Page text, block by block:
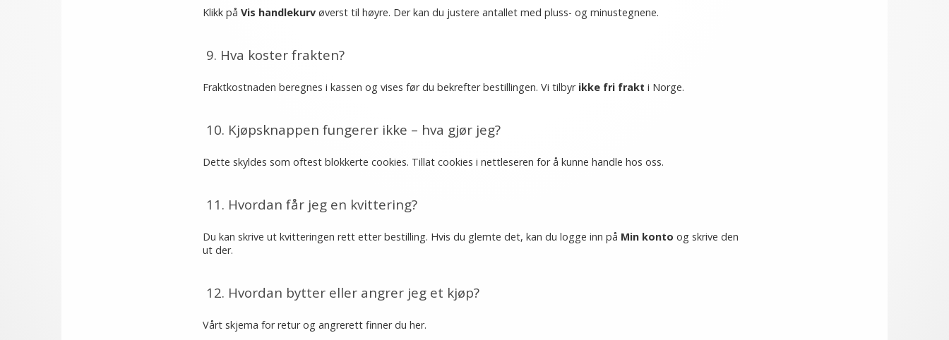
Klikk på Vis handlekurv øverst til høyre. Der kan du justere antallet med pluss- og minustegnene.
9. Hva koster frakten?
Fraktkostnaden beregnes i kassen og vises før du bekrefter bestillingen. Vi tilbyr ikke fri frakt i Norge.
10. Kjøpsknappen fungerer ikke – hva gjør jeg?
Dette skyldes som oftest blokkerte cookies. Tillat cookies i nettleseren for å kunne handle hos oss.
11. Hvordan får jeg en kvittering?
Du kan skrive ut kvitteringen rett etter bestilling. Hvis du glemte det, kan du logge inn på Min konto og skrive den
ut der.
12. Hvordan bytter eller angrer jeg et kjøp?
Vårt skjema for retur og angrerett finner du her.